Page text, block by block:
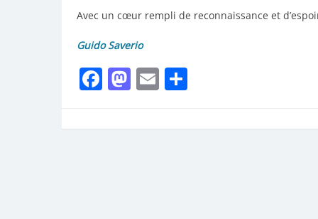
Avec un cœur rempli de reconnaissance et
Guido Saverio
Facebook
Mastodon
Email